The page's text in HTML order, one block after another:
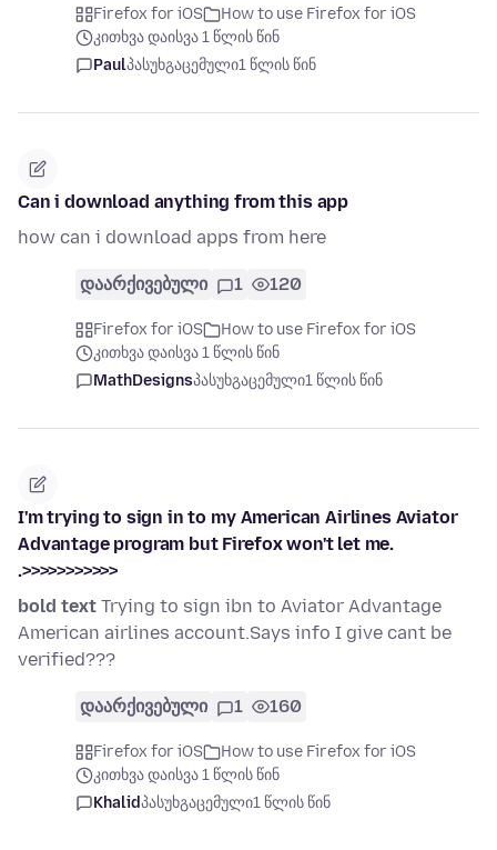
Firefox for iOS
How to use Firefox for iOS
კითხვა დაისვა 1 წლის წინ
Paulპასუხგაცემული1 წლის წინ
Can i download anything from this app
how can i download apps from here
დაარქივებული 1 120
Firefox for iOS
How to use Firefox for iOS
კითხვა დაისვა 1 წლის წინ
MathDesignsპასუხგაცემული1 წლის წინ
I'm trying to sign in to my American Airlines Aviator
Advantage program but Firefox won't let me.
.>>>>>>>>>>>
bold text Trying to sign ibn to Aviator Advantage
American airlines account.Says info I give cant be
verified???
დაარქივებული 1 160
Firefox for iOS
How to use Firefox for iOS
კითხვა დაისვა 1 წლის წინ
Khalidპასუხგაცემული1 წლის წინ